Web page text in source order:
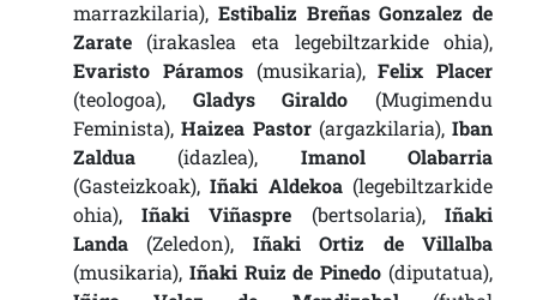
marrazkilaria), Estibaliz Breñas Gonzalez de
Zarate(irakaslea eta legebiltzarkide ohia),
Evaristo Páramos(musikaria),Felix Placer
(teologoa),Gladys Giraldo (Mugimendu
Feminista),Haizea Pastor(argazkilaria),Iban
Zaldua(idazlea), Imanol Olabarria
(Gasteizkoak),Iñaki Aldekoa(legebiltzarkide
ohia),Iñaki Viñaspre (bertsolaria),Iñaki
Landa(Zeledon), Iñaki Ortiz de Villalba
(musikaria),Iñaki Ruiz de Pinedo (diputatua),